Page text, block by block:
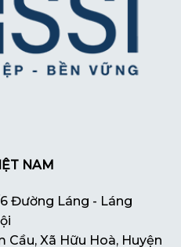
NAM
Đường Láng - Láng
Cầu, Xã Hữu Hoà, Huyện